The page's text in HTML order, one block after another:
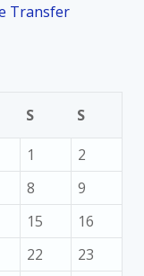
Transfer
S S
1
2
8
9
15
16
22
23